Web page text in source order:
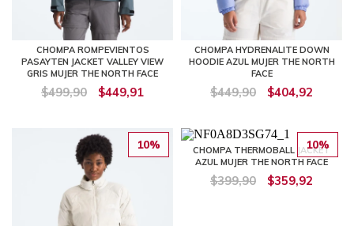
CHOMPA ROMPEVIENTOS
PASAYTEN JACKET VALLEY VIEW
GRIS MUJER THE NORTH FACE
$499,90 $449,91
CHOMPA HYDRENALITE DOWN
HOODIE AZUL MUJER THE NORTH
FACE
$449,90 $404,92
10% 10%
CHOMPA THERMOBALL JACKET
AZUL MUJER THE NORTH FACE
$399,90 $359,92